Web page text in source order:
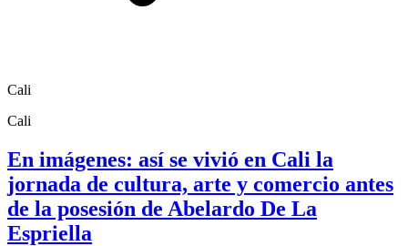
Cali
Cali
En imágenes: así se vivió en Cali la
jornada de cultura, arte y comercio antes
de la posesión de Abelardo De La
Espriella